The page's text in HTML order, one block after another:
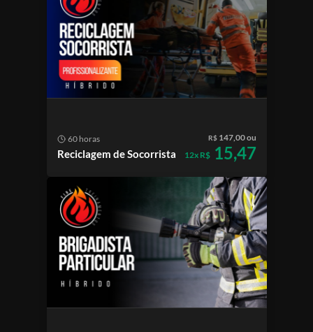
60 horas
Reciclagem de Socorrista
R$147,00 ou
12x R$15,47